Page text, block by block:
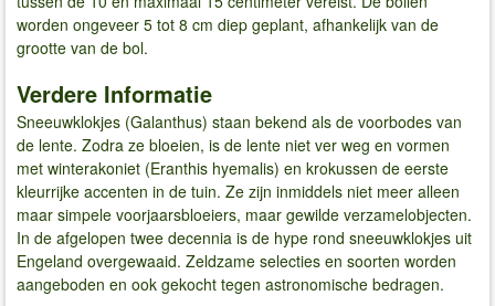
worden ongeveer 5 tot 8 cm diep geplant, afhankelijk van de
grootte van de bol.
Verdere Informatie
Sneeuwklokjes (Galanthus) staan ​​bekend als de voorbodes van
de lente. Zodra ze bloeien, is de lente niet ver weg en vormen
met winterakoniet (Eranthis hyemalis) en krokussen de eerste
kleurrijke accenten in de tuin. Ze zijn inmiddels niet meer alleen
maar simpele voorjaarsbloeiers, maar gewilde verzamelobjecten.
In de afgelopen twee decennia is de hype rond sneeuwklokjes uit
Engeland overgewaaid. Zeldzame selecties en soorten worden
aangeboden en ook gekocht tegen astronomische bedragen.